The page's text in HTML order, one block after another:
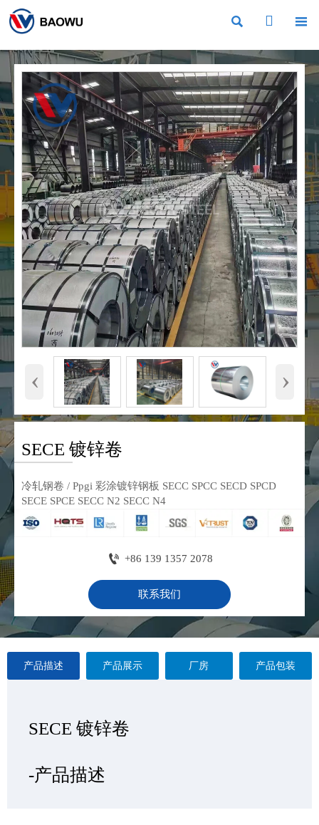
  
‹ ›
SECE 镀锌卷
冷轧钢卷 / Ppgi 彩涂镀锌钢板 SECC SPCC SECD SPCD
SECE SPCE SECC N2 SECC N4
 +86 139 1357 2078
联系我们
产品描述 产品展示 厂房 产品包装
SECE 镀锌卷
-产品描述
SECE 镀锌卷
—产品展示
SECE 镀锌卷
-厂房
SECE 镀锌卷
-产品包装